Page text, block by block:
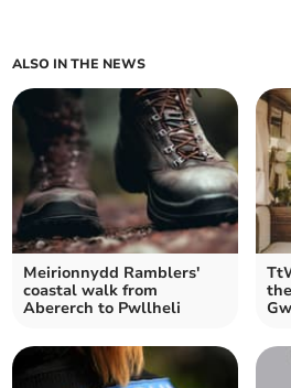
ALSO IN THE NEWS
Meirionnydd Ramblers'
coastal walk from
Abererch to Pwllheli